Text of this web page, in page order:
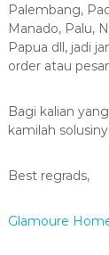
Palembang,
Manado, Palu,
Papua dll, jadi
order atau
Bagi kalian
kamilah
Best regrads,
Glamoure